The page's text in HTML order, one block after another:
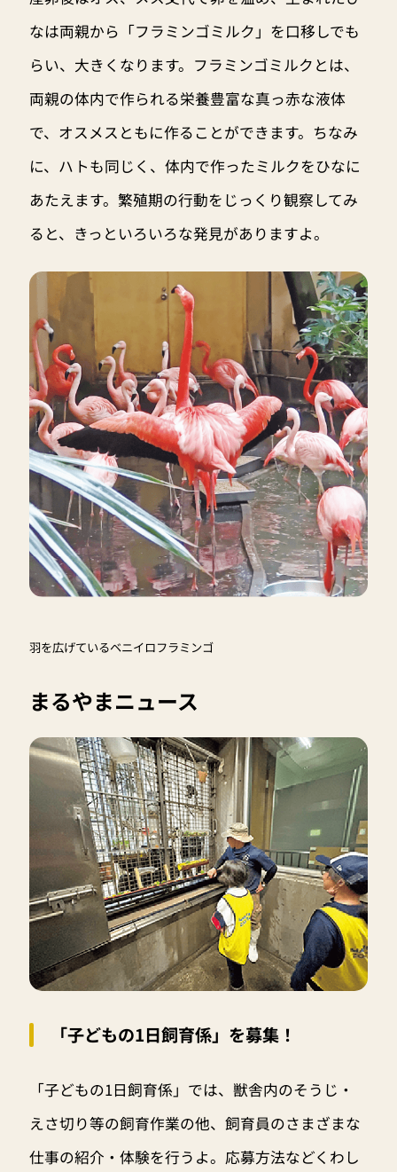
なは両親から「フラミンゴミルク」を口移しでも
らい、大きくなります。フラミンゴミルクとは、
両親の体内で作られる栄養豊富な真っ赤な液体
で、オスメスともに作ることができます。ちなみ
に、ハトも同じく、体内で作ったミルクをひなに
あたえます。繁殖期の行動をじっくり観察してみ
ると、きっといろいろな発見がありますよ。
羽を広げているベニイロフラミンゴ
まるやまニュース
「子どもの1日飼育係」を募集！
「子どもの1日飼育係」では、獣舎内のそうじ・
えさ切り等の飼育作業の他、飼育員のさまざまな
仕事の紹介・体験を行うよ。応募方法などくわし